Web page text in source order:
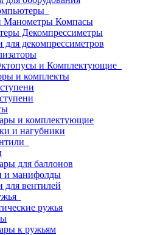
Манометры Компасы
Декомпрессиметры
для декомпрессиметров
и Комплектующие
и комплекты
и комплектующие
и нагубники
для баллонов
и манифолды
для вентилей
ружья
к ружьям